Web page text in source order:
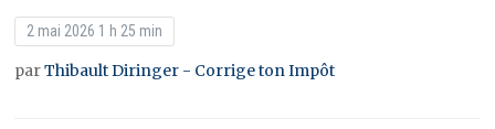
2 mai 2026 1 h 25 min
parThibault Diringer - Corrige ton Impôt